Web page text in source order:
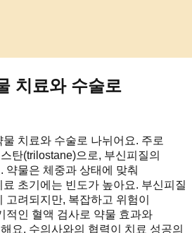
치료와 수술로
치료와 수술로 나뉘어요. 주로
탄(trilostane)으로, 부신피질의
약물은 체중과 상태에 맞춰
초기에는 빈도가 높아요. 부신피질
려되지만, 복잡하고 위험이
적인 혈액 검사로 약물 효과와
요. 수의사와의 협력이 치료 성공의